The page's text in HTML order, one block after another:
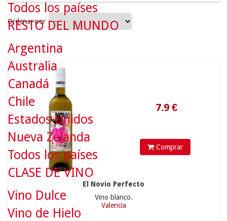
Ordenar por
Comprar
El Novio Perfecto
Vino blanco.
Valencia
22.9
Todos los países
RESTO DEL MUNDO
Argentina
Australia
Canadá
Chile
Estados Unidos
Nueva Zelanda
Todos los países
CLASE DE VINO
Vino Dulce
Vino de Hielo